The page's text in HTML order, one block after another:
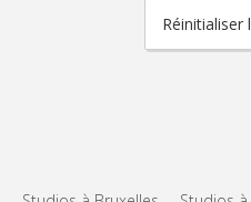
Réinitialiser